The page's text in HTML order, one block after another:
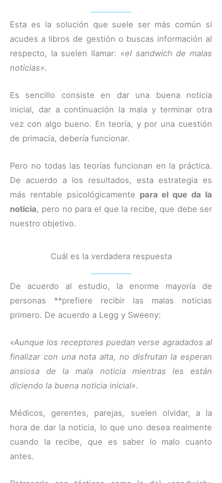
Esta es la solución que suele ser más común si
acudes a libros de gestión o buscas información al
respecto, la suelen llamar: «el sandwich de malas
noticias».
Es sencillo consiste en dar una buena noticia
inicial, dar a continuación la mala y terminar otra
vez con algo bueno. En teoría, y por una cuestión
de primacía, debería funcionar.
Pero no todas las teorías funcionan en la práctica.
De acuerdo a los resultados, esta estrategia es
más rentable psicológicamente para el que da la
noticia, pero no para el que la recibe, que debe ser
nuestro objetivo.
Cuál es la verdadera respuesta
De acuerdo al estudio, la enorme mayoría de
personas **prefiere recibir las malas noticias
primero. De acuerdo a Legg y Sweeny:
«Aunque los receptores puedan verse agradados al
finalizar con una nota alta, no disfrutan la esperan
ansiosa de la mala noticia mientras les están
diciendo la buena noticia inicial».
Médicos, gerentes, parejas, suelen olvidar, a la
hora de dar la noticia, lo que uno desea realmente
cuando la recibe, que es saber lo malo cuanto
antes.